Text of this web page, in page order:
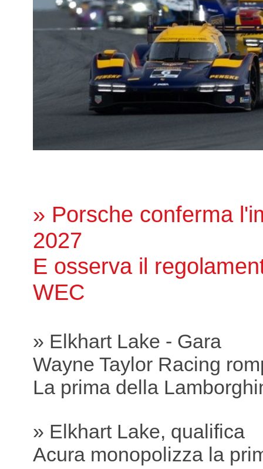
» Porsche conferma
2027
E osserva il
WEC
» Elkhart Lake - Gara
Wayne Taylor Racing
La prima della
» Elkhart Lake, qualifica
Acura monopolizza la